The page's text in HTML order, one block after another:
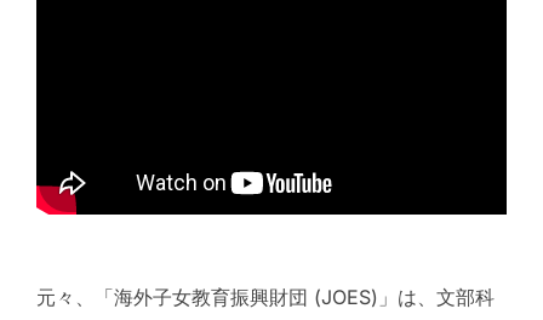
元々、「海外子女教育振興財団 (JOES)」は、文部科